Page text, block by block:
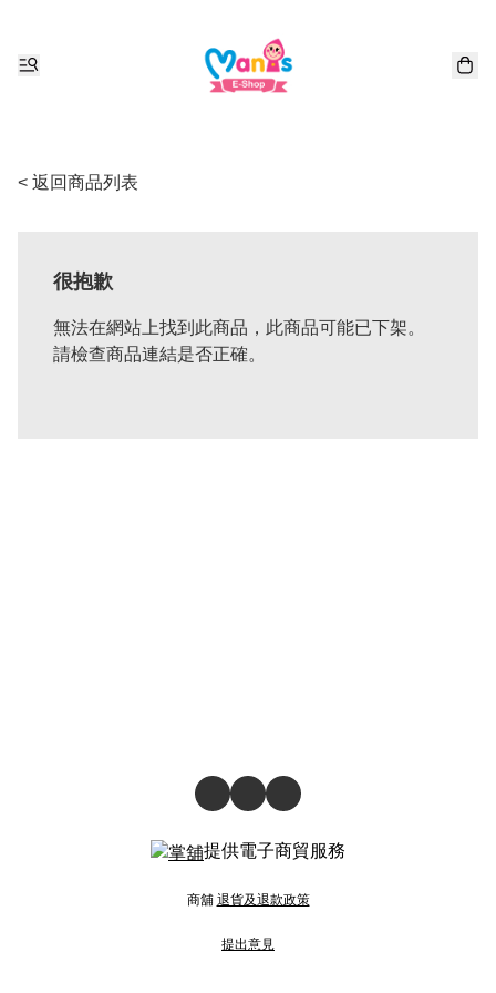
< 返回商品列表
很抱歉
無法在網站上找到此商品，此商品可能已下架。
請檢查商品連結是否正確。
提供電子商貿服務
商舖 退貨及退款政策
提出意見